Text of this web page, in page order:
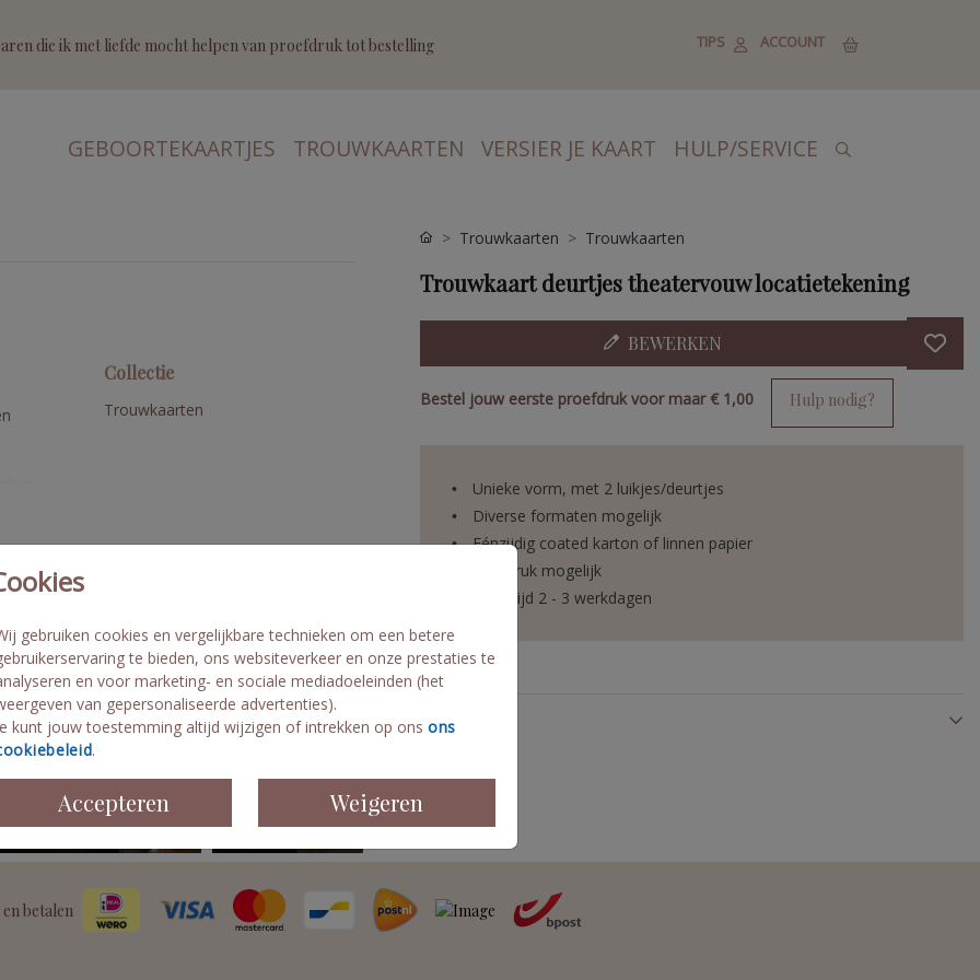
die ik met liefde mocht helpen van proefdruk tot bestelling TIPS ACCOUNT
GEBOORTEKAARTJES TROUWKAARTEN VERSIER JE KAART HULP/SERVICE
gebruiken cookies en vergelijkbare technieken om een betere
te bieden, ons websiteverkeer en onze prestaties te
en voor marketing- en sociale mediadoeleinden (het
van gepersonaliseerde advertenties).
kunt jouw toestemming altijd wijzigen of intrekken op ons ons
.
Accepteren Weigeren
Collectie
Trouwkaarten
Trouwkaarten Trouwkaarten
Trouwkaart deurtjes theatervouw locatietekening
BEWERKEN
Bestel jouw eerste proefdruk voor maar € 1,00 Hulp nodig?
Unieke vorm, met 2 luikjes/deurtjes
Diverse formaten mogelijk
Eénzijdig coated karton of linnen papier
Foliedruk mogelijk
Levertijd 2 - 3 werkdagen
Prijzen
betalen